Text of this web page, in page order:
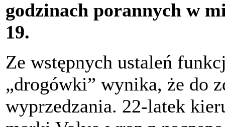
godzinach porannych w
19.
Ze wstępnych ustaleń
„drogówki” wynika, że do
wyprzedzania. 22-latek